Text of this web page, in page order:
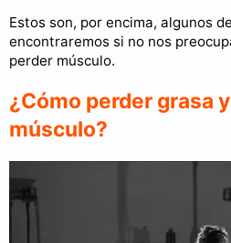
Estos son, por encima, algunos
encontraremos si no nos
perder músculo.
¿Cómo perder grasa
músculo?